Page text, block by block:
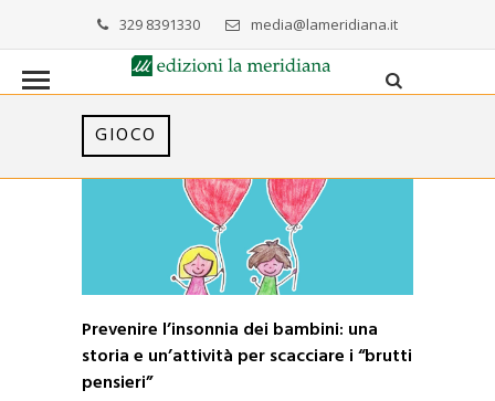
329 8391330 media@lameridiana.it
GIOCO
Prevenire l’insonnia dei bambini: una
storia e un’attività per scacciare i “brutti
pensieri”